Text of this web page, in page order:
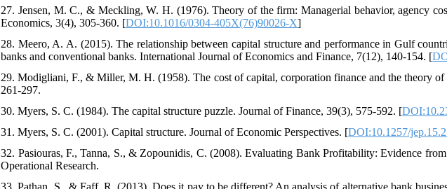
27. Jensen, M. C., & Meckling, W. H. (1976). Theory of the firm: Managerial behavior, agency
Economics, 3(4), 305-360. [DOI:10.1016/0304-405X(76)90026-X]
28. Meero, A. A. (2015). The relationship between capital structure and performance in Gulf
banks and conventional banks. International Journal of Economics and Finance, 7(12), 140-154. [
29. Modigliani, F., & Miller, M. H. (1958). The cost of capital, corporation finance and the theory
261-297.
30. Myers, S. C. (1984). The capital structure puzzle. Journal of Finance, 39(3), 575-592. [
31. Myers, S. C. (2001). Capital structure. Journal of Economic Perspectives. [DOI:10.1257/
32. Pasiouras, F., Tanna, S., & Zopounidis, C. (2008). Evaluating Bank Profitability: Evidence
Operational Research.
33. Pathan, S., & Faff, R. (2013). Does it pay to be different? An analysis of alternative bank